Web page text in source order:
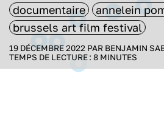
documentaire annelein
brussels art film festival
19 DÉCEMBRE 2022 PAR BENJAMIN
TEMPS DE LECTURE : 8 MINUTES